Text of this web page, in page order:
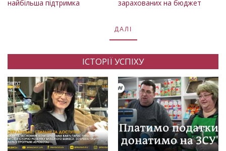
найбільша підтримка
зарахованих на бюджет
ДАЛІ
ІСТОРІЇ УСПІХУ